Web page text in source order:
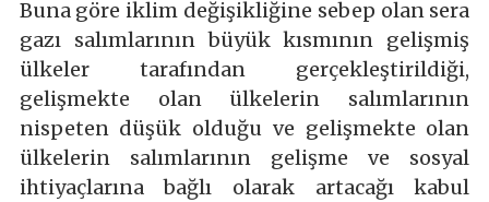
Buna göre iklim değişikliğine sebep olan sera
gazı salımlarının büyük kısmının gelişmiş
ülkeler tarafından gerçekleştirildiği,
gelişmekte olan ülkelerin salımlarının
nispeten düşük olduğu ve gelişmekte olan
ülkelerin salımlarının gelişme ve sosyal
ihtiyaçlarına bağlı olarak artacağı kabul